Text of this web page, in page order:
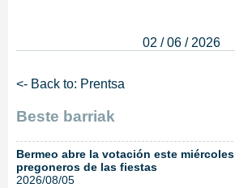
02 / 06 / 2026
<- Back to: Prentsa
Beste barriak
Bermeo abre la votación este
pregoneros de las fiestas
2026/08/05